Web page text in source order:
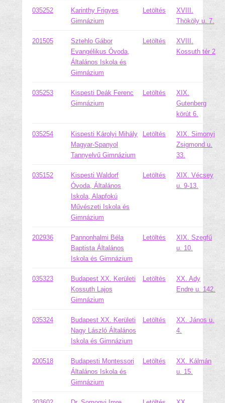
035252
Karinthy Frigyes
Gimnázium
Letöltés
XVIII.
Thököly u. 7.
201505
Sztehlo Gábor
Evangélikus Óvoda,
Általános Iskola és
Gimnázium
Letöltés
XVIII.
Kossuth tér 2
035253
Kispesti Deák Ferenc
Gimnázium
Letöltés
XIX.
Gutenberg
körút 6.
035254
Kispesti Károlyi Mihály
Magyar-Spanyol
Tannyelvű Gimnázium
Letöltés
XIX. Simonyi
Zsigmond u.
33.
035152
Kispesti Waldorf
Óvoda, Általános
Iskola, Alapfokú
Művészeti Iskola és
Gimnázium
Letöltés
XIX. Vécsey
u. 9-13.
202936
Pannonhalmi Béla
Baptista Általános
Iskola és Gimnázium
Letöltés
XIX. Szegfű
u. 10.
035323
Budapest XX. Kerületi
Kossuth Lajos
Gimnázium
Letöltés
XX. Ady
Endre u. 142.
035324
Budapest XX. Kerületi
Nagy László Általános
Iskola és Gimnázium
Letöltés
XX. János u.
4.
200518
Budapesti Montessori
Általános Iskola és
Gimnázium
Letöltés
XX. Kálmán
u. 15.